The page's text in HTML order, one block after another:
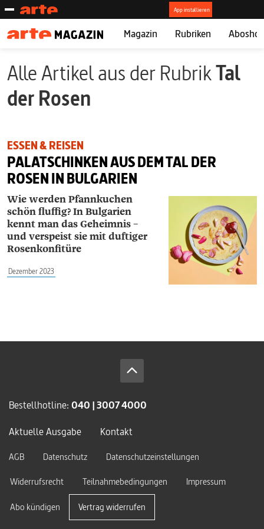
Magazin Rubriken
Alle Artikel aus der RubrikTal
der Rosen
ESSEN & REISEN
PALATSCHINKEN AUS DEM TAL DER
ROSEN IN BULGARIEN
Wie werden Pfannkuchen
schön fluffig? In Bulgarien
kennt man das Geheimnis –
und verspeist sie mit duftiger
Rosenkonfitüre
Dezember 2023
Bestellhotline: 040 | 3007 4000
Aktuelle Ausgabe
Kontakt
AGB Datenschutz
Datenschutzeinstellungen
Widerrufsrecht
Teilnahmebedingungen Impressum
Abo kündigen Vertrag widerrufen